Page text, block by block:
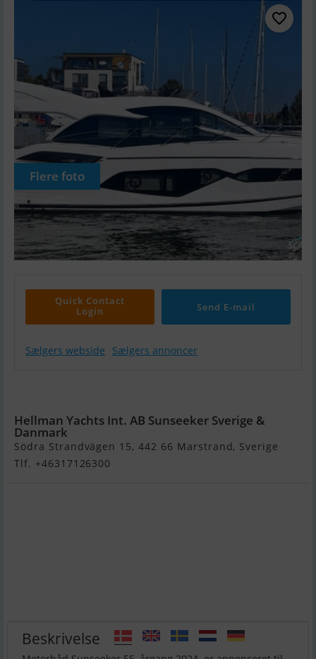
Flere foto
Quick Contact
Login
Send E-mail
Sælgers webside Sælgers annoncer
Hellman Yachts Int. AB Sunseeker Sverige &
Danmark
Södra Strandvägen 15, 442 66 Marstrand, Sverige
Tlf. +46317126300
Beskrivelse